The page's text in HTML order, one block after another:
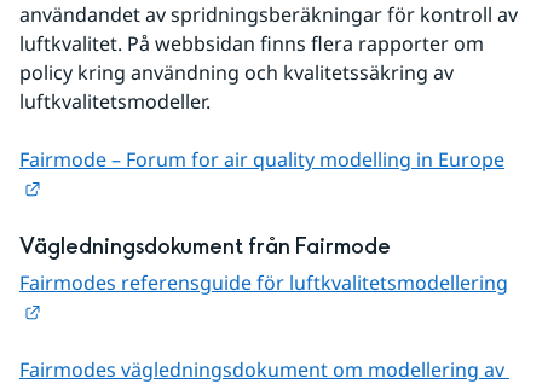
användandet av spridningsberäkningar för kontroll av
luftkvalitet. På webbsidan finns flera rapporter om
policy kring användning och kvalitetssäkring av
luftkvalitetsmodeller.
Fairmode – Forum for air quality modelling in Europe
Vägledningsdokument från Fairmode
Fairmodes referensguide för luftkvalitetsmodellering
Fairmodes vägledningsdokument om modellering av